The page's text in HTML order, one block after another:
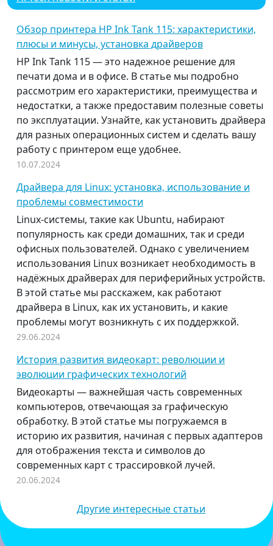
Обзор принтера HP Ink Tank 115: характеристики,
плюсы и минусы, установка драйверов
HP Ink Tank 115 — это надежное решение для
печати дома и в офисе. В статье мы подробно
рассмотрим его характеристики, преимущества и
недостатки, а также предоставим полезные советы
по эксплуатации. Узнайте, как установить драйвера
для разных операционных систем и сделать вашу
работу с принтером еще удобнее.
10.07.2024
Драйвера для Linux: установка, использование и
проблемы совместимости
Linux-системы, такие как Ubuntu, набирают
популярность как среди домашних, так и среди
офисных пользователей. Однако с увеличением
использования Linux возникает необходимость в
надёжных драйверах для периферийных устройств.
В этой статье мы расскажем, как работают
драйвера в Linux, как их установить, и какие
проблемы могут возникнуть с их поддержкой.
29.06.2024
История развития видеокарт: революции и
эволюции графических технологий
Видеокарты — важнейшая часть современных
компьютеров, отвечающая за графическую
обработку. В этой статье мы погружаемся в
историю их развития, начиная с первых адаптеров
для отображения текста и символов до
современных карт с трассировкой лучей.
20.06.2024
Другие интересные статьи